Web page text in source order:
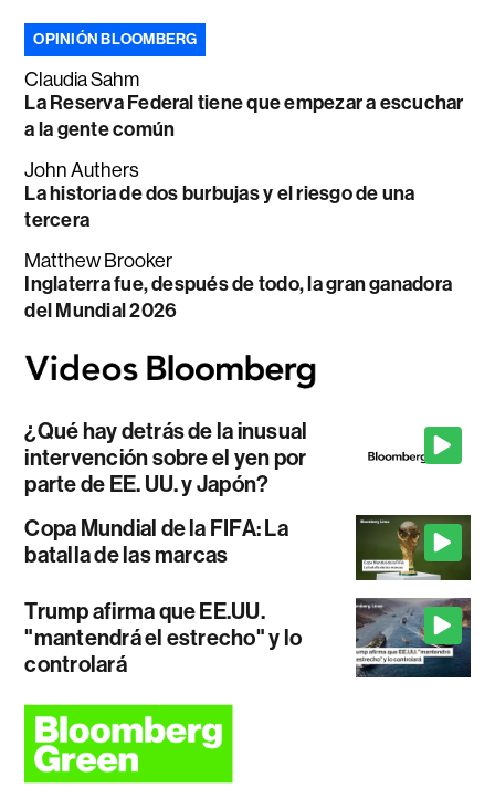
OPINIÓN BLOOMBERG
Claudia Sahm
La Reserva Federal tiene que empezar a escuchar
a la gente común
John Authers
La historia de dos burbujas y el riesgo de una
tercera
Matthew Brooker
Inglaterra fue, después de todo, la gran ganadora
del Mundial 2026
¿Qué hay detrás de la inusual
intervención sobre el yen por
parte de EE. UU. y Japón?
Copa Mundial de la FIFA: La
batalla de las marcas
Trump afirma que EE.UU.
"mantendrá el estrecho" y lo
controlará